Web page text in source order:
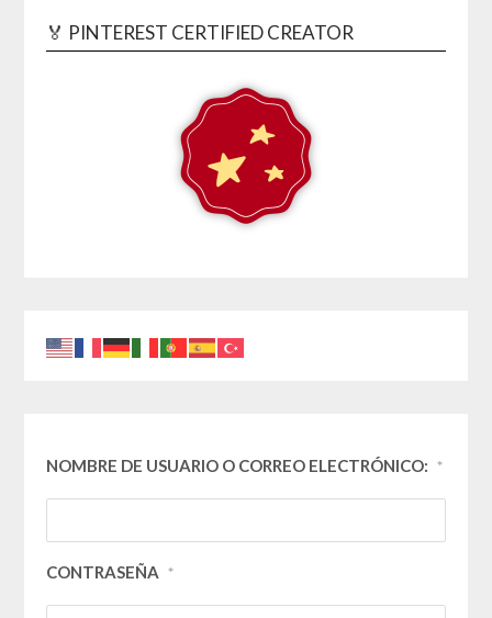
🏅 PINTEREST CERTIFIED CREATOR
NOMBRE DE USUARIO O CORREO ELECTRÓNICO: *
CONTRASEÑA *